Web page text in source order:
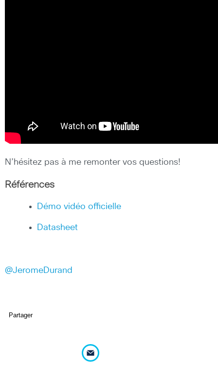
N’hésitez pas à me remonter vos questions!
Références
Démo vidéo officielle
Datasheet
@JeromeDurand
Partager